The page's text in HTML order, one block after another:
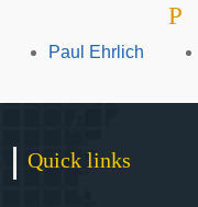
Paul Ehrlich
P
Quick links